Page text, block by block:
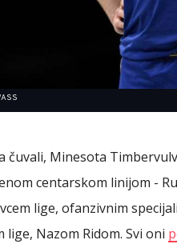
čuvali, Minesota
centarskom linijom -
lige, ofanzivnim
lige, Nazom Ridom. Svi oni